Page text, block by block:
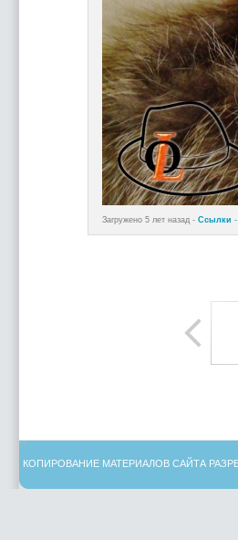
Загружено 5 лет назад - Ссылки -
КОПИРОВАНИЕ МАТЕРИАЛОВ САЙТА